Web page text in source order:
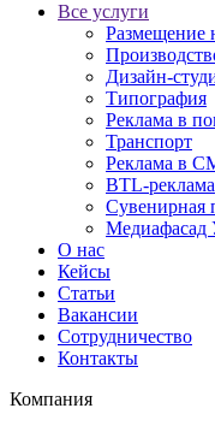
Все услуги
Размещение
Дизайн-
Типография
Реклама в
Транспорт
Реклама в
BTL-реклама
Сувенирная
О нас
Кейсы
Статьи
Вакансии
Сотрудничество
Контакты
Компания